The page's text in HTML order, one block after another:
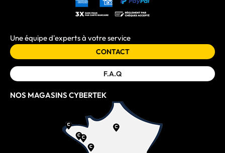
Une équipe d'experts à votre service
CONTACT
F.A.Q
NOS MAGASINS CYBERTEK